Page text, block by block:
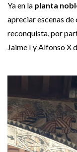
Ya en la planta
apreciar escenas
reconquista, por
Jaime I y Alfonso X